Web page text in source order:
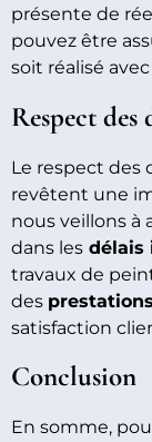
présente de
pouvez être
soit réalisé avec
Respect
Le respect des
revêtent une
nous veillons à
dans les délais
travaux de
des
satisfaction
Conclusion
En somme,